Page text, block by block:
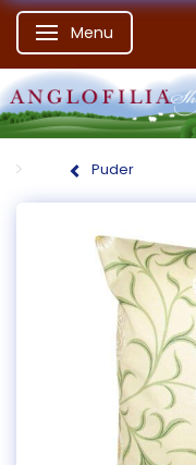
Skifte navigation
Menu
Puder